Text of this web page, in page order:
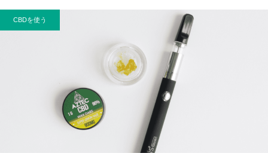
CBDを使う